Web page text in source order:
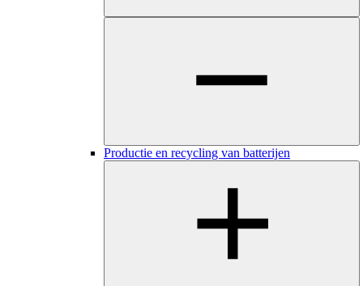
Productie en recycling van batterijen